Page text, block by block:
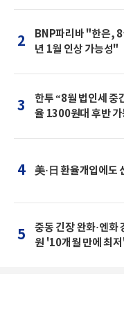
2
BNP파리바 "한은, 8
년 1월 인상 가능성"
3
한투 “8월 법인세
율 1300원대 후반 가
4 美·日 환율개입에도
5
중동 긴장 완화·엔
원 '10개월 만에 최